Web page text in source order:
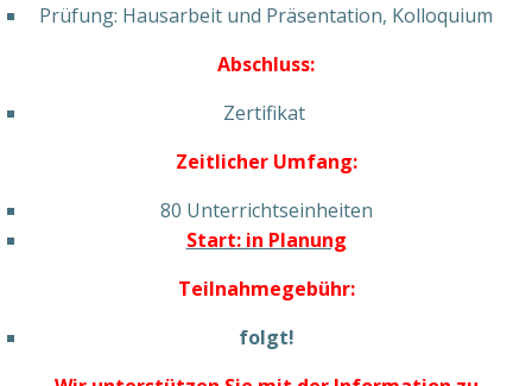
Prüfung: Hausarbeit und Präsentation, Kolloquium
Abschluss:
Zertifikat
Zeitlicher Umfang:
80 Unterrichtseinheiten
Start: in Planung
Teilnahmegebühr:
folgt!